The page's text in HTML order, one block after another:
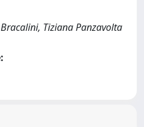
Tiziana Panzavolta